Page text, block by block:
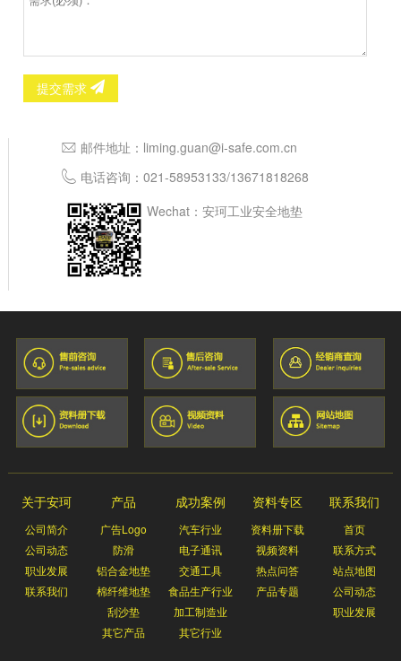
提交需求
邮件地址： liming.guan@i-safe.com.cn
电话咨询： 021-58953133/13671818268
Wechat：安珂工业安全地垫
关于安珂
公司简介
公司动态
职业发展
联系我们
产品
广告Logo
防滑
铝合金地垫
棉纤维地垫
刮沙垫
其它产品
成功案例
汽车行业
电子通讯
交通工具
食品生产行业
加工制造业
其它行业
资料专区
资料册下载
视频资料
热点问答
产品专题
联系我们
首页
联系方式
站点地图
公司动态
职业发展